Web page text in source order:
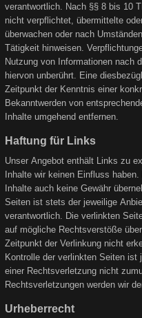
verantwortlich. Nach §§ 8 bis 10
nicht verpflichtet, übermittelte
überwachen oder nach
Tätigkeit hinweisen.
Nutzung von Informationen nach
hiervon unberührt. Eine
Zeitpunkt der Kenntnis einer
Bekanntwerden von
Inhalte umgehend entfernen.
Haftung für Links
Unser Angebot enthält Links zu
Inhalte wir keinen Einfluss
Inhalte auch keine Gewähr
Seiten ist stets der jeweilige
verantwortlich. Die verlinkten
auf mögliche Rechtsverstöße
Zeitpunkt der Verlinkung nicht
Kontrolle der verlinkten Seiten
einer Rechtsverletzung nicht
Rechtsverletzungen werden wir
Urheberrecht